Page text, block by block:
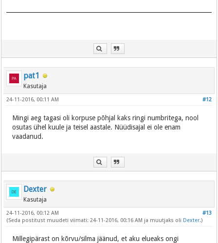
pat1
Kasutaja
#12
24-11-2016, 00:11 AM
Mingi aeg tagasi oli korpuse põhjal kaks ringi numbritega, nool
osutas ühel kuule ja teisel aastale. Nüüdisajal ei ole enam
vaadanud.
Dexter
Kasutaja
#13
24-11-2016, 00:12 AM
(Seda postitust muudeti viimati: 24-11-2016, 00:16 AM ja muutjaks oli Dexter.)
Millegipärast on kõrvu/silma jäänud, et aku elueaks ongi